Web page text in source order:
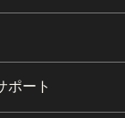
ポート